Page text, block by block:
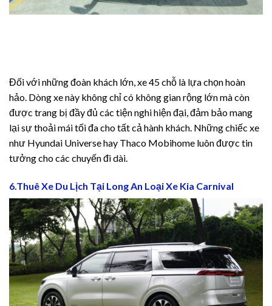
Đối với những đoàn khách lớn, xe 45 chỗ là lựa chọn hoàn
hảo. Dòng xe này không chỉ có không gian rộng lớn mà còn
được trang bị đầy đủ các tiện nghi hiện đại, đảm bảo mang
lại sự thoải mái tối đa cho tất cả hành khách. Những chiếc xe
như Hyundai Universe hay Thaco Mobihome luôn được tin
tưởng cho các chuyến đi dài.
6.Thuê Xe Du Lịch Tại Long An Loại Xe Kia Carnival